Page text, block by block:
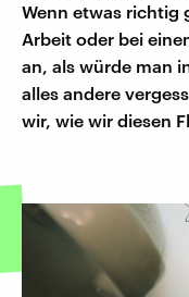
Wenn etwas richtig
Arbeit oder bei
an, als würde man
alles andere
wir, wie wir diesen